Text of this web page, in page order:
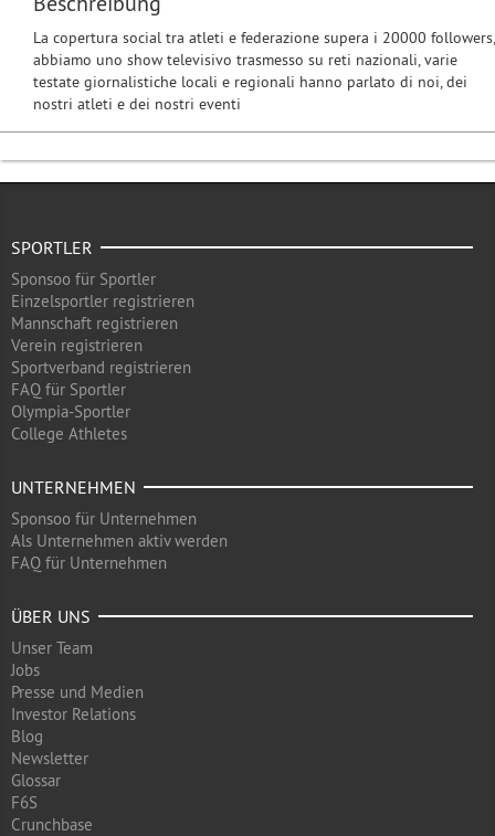
La copertura social tra atleti e federazione supera i 20000 followers,
abbiamo uno show televisivo trasmesso su reti nazionali, varie
testate giornalistiche locali e regionali hanno parlato di noi, dei
nostri atleti e dei nostri eventi
SPORTLER
Sponsoo für Sportler
Einzelsportler registrieren
Mannschaft registrieren
Verein registrieren
Sportverband registrieren
FAQ für Sportler
Olympia-Sportler
College Athletes
UNTERNEHMEN
Sponsoo für Unternehmen
Als Unternehmen aktiv werden
FAQ für Unternehmen
ÜBER UNS
Unser Team
Jobs
Presse und Medien
Investor Relations
Blog
Newsletter
Glossar
F6S
Crunchbase